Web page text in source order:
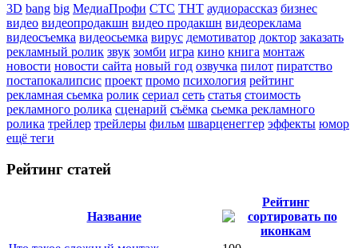
3D bang big МедиаПрофи СТС ТНТ аудиорассказ бизнес
видео видеопродакшн видео продакшн видеореклама
видеосъемка видеосьемка вирус демотиватор доктор заказать
рекламный ролик звук зомби игра кино книга монтаж
новости новости сайта новый год озвучка пилот пиратство
постапокалипсис проект промо психология рейтинг
рекламная сьемка ролик сериал сеть статья стоимость
рекламного ролика сценарий съёмка сьемка рекламного
ролика трейлер трейлеры фильм шварценеггер эффекты юмор
ещё теги
Рейтинг статей
Название
Рейтинг